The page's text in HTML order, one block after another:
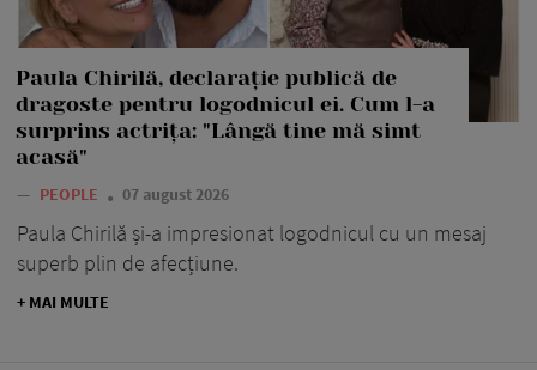
Paula Chirilă, declarație publică de
dragoste pentru logodnicul ei. Cum l-a
surprins actrița: "Lângă tine mă simt
acasă"
— PEOPLE 07 august 2026
Paula Chirilă și-a impresionat logodnicul cu un mesaj
superb plin de afecțiune.
+ MAI MULTE